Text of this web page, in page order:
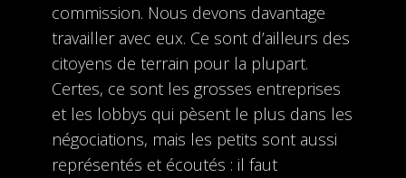
commission. Nous devons davantage
travailler avec eux. Ce sont d’ailleurs des
citoyens de terrain pour la plupart.
Certes, ce sont les grosses entreprises
et les lobbys qui pèsent le plus dans les
négociations, mais les petits sont aussi
représentés et écoutés : il faut